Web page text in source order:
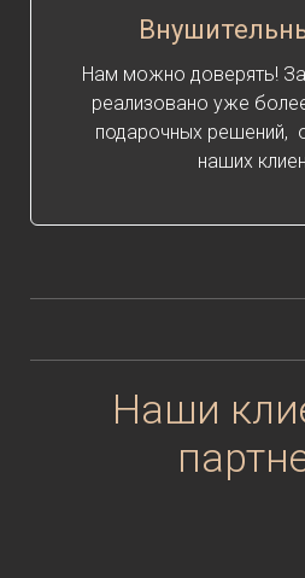
Нам можно доверять!
реализовано уже
подарочных решений,
наших
Наши